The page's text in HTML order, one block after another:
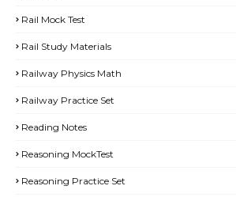
Rail Mock Test
Rail Study Materials
Railway Physics Math
Railway Practice Set
Reading Notes
Reasoning MockTest
Reasoning Practice Set